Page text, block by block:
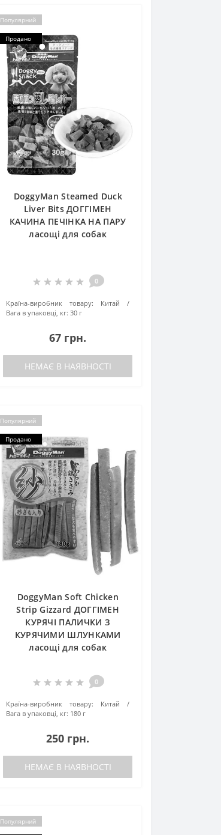
Популярний
Продано
DoggyMan Steamed Duck
Liver Bits ДОГГІМЕН
КАЧИНА ПЕЧІНКА НА ПАРУ
ласощі для собак
0
Країна-виробник товару:
Китай
Вага в упаковці, кг: 30 г
67 грн.
НЕМАЄ В НАЯВНОСТІ
Популярний
Продано
DoggyMan Soft Chicken
Strip Gizzard ДОГГІМЕН
КУРЯЧІ ПАЛИЧКИ З
КУРЯЧИМИ ШЛУНКАМИ
ласощі для собак
0
Країна-виробник товару:
Китай
Вага в упаковці, кг: 180 г
250 грн.
НЕМАЄ В НАЯВНОСТІ
Популярний